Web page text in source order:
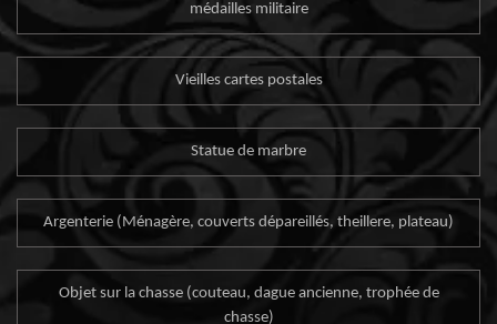
médailles militaire
Vieilles cartes postales
Statue de marbre
Argenterie (Ménagère, couverts dépareillés, theillere, plateau)
Objet sur la chasse (couteau, dague ancienne, trophée de
chasse)